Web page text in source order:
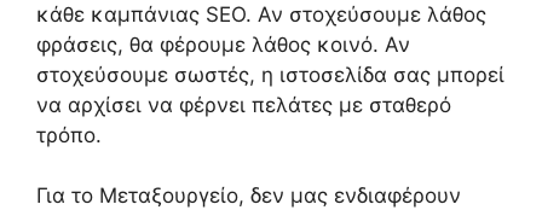
κάθε καμπάνιας SEO. Αν στοχεύσουμε λάθος
φράσεις, θα φέρουμε λάθος κοινό. Αν
στοχεύσουμε σωστές, η ιστοσελίδα σας μπορεί
να αρχίσει να φέρνει πελάτες με σταθερό
τρόπο.
Για το Μεταξουργείο, δεν μας ενδιαφέρουν